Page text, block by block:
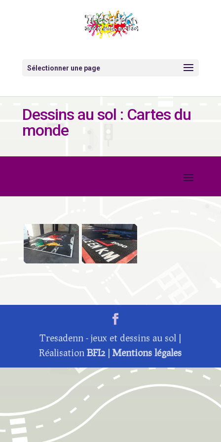
Sélectionner une page
Dessins au sol : Cartes du
monde
Tresadenn - jeux et dessins au sol |
RéalisationBFI2|Mentions légales